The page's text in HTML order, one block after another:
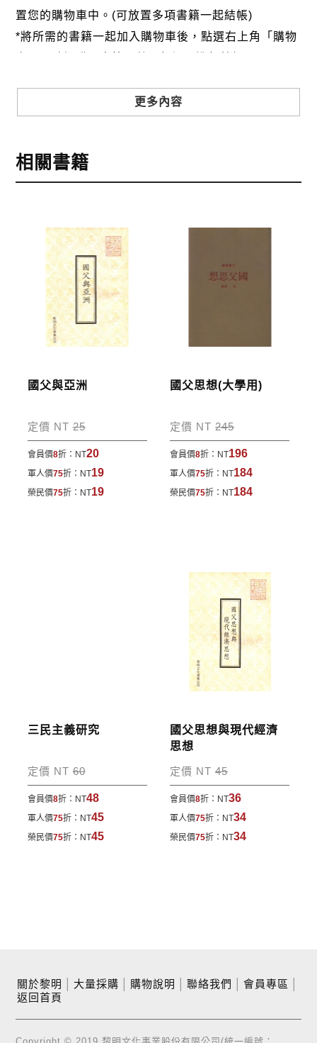
置您的購物車中。(可放置多項書籍一起結帳)
*將所需的書籍一起加入購物車後，點選右上角「購物
2.銀行轉帳:選擇銀行轉帳時，請填寫您的銀行帳號後
五碼，並於三日內完成匯款，以利核銷作業。
劃撥單，匯款者大名請填寫跟訂購者大名一致，以利
核銷作業。
步驟4 完成訂購
訂購完成後，可至會員專區查詢「我的訂單」，查詢
訂單處理的狀態。
運費說明:
包裹運送，一律免運費；899元以下須自付80元運
費。外文書籍將由專人估價
，訂購後48小時內回覆運
付款完成後，本公司將於七日內以郵寄方式寄送到您
更多內容
相關書籍
國父與亞洲
定價 NT25
會員價8折： NT20
軍人價75折： NT19
榮民價75折： NT19
國父思想(大學用)
定價 NT245
會員價8折： NT196
軍人價75折： NT184
榮民價75折： NT184
三民主義研究
定價 NT60
會員價8折： NT48
軍人價75折： NT45
榮民價75折： NT45
國父思想與現代經濟
思想
定價 NT45
會員價8折： NT36
軍人價75折： NT34
榮民價75折： NT34
關於黎明 大量採購 購物說明 聯絡我們 會員專區
返回首頁